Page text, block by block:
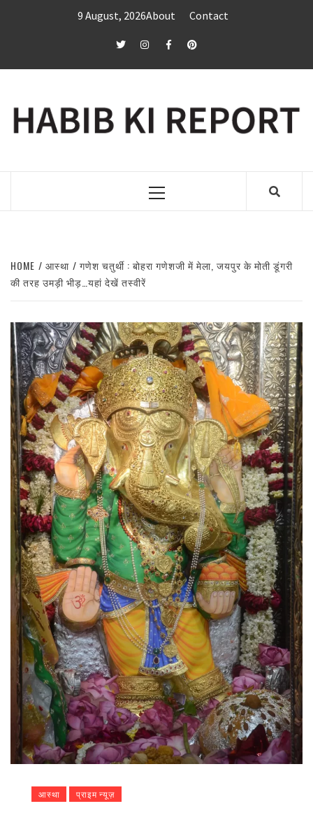
9 August, 2026About Contact
twitterInstagramFacebookPinterest
Primary
HOME आस्था
गणेश चतुर्थी : बोहरा गणेशजी में मेला, जयपुर के मोती डूंगरी
की तरह उमड़ी भीड़…यहां देखें तस्वीरें
आस्था प्राइम न्यूज़